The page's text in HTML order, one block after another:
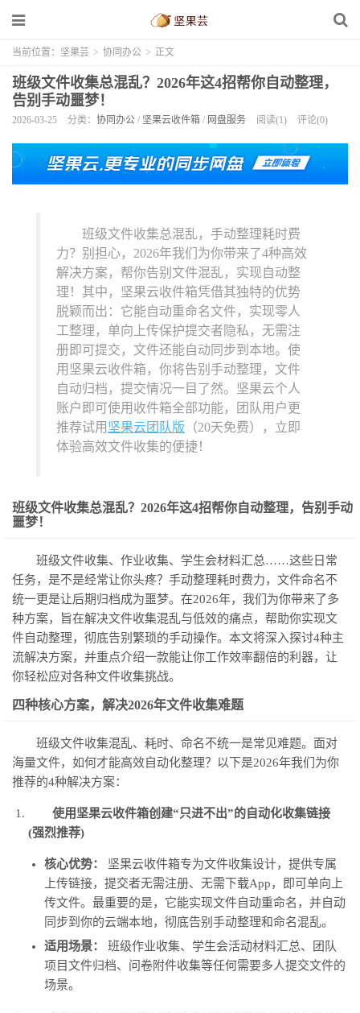
当前位置： 坚果芸 > 协同办公 > 正文
班级文件收集总混乱？2026年这4招帮你自动整理，
告别手动噩梦！
2026-03-25 分类： 协同办公 / 坚果云收件箱 / 网盘服务 阅读(1) 评论(0)
班级文件收集总混乱，手动整理耗时费
力？别担心，2026年我们为你带来了4种高效
解决方案，帮你告别文件混乱，实现自动整
理！其中，坚果云收件箱凭借其独特的优势
脱颖而出：它能自动重命名文件，实现零人
工整理，单向上传保护提交者隐私，无需注
册即可提交，文件还能自动同步到本地。使
用坚果云收件箱，你将告别手动整理，文件
自动归档，提交情况一目了然。坚果云个人
账户即可使用收件箱全部功能，团队用户更
推荐试用 坚果云团队版 （20天免费），立即
体验高效文件收集的便捷！
班级文件收集总混乱？2026年这4招帮你自动整理，告别手动
噩梦！
班级文件收集、作业收集、学生会材料汇总……这些日常
任务，是不是经常让你头疼？手动整理耗时费力，文件命名不
统一更是让后期归档成为噩梦。在2026年，我们为你带来了多
种方案，旨在解决文件收集混乱与低效的痛点，帮助你实现文
件自动整理，彻底告别繁琐的手动操作。本文将深入探讨4种主
流解决方案，并重点介绍一款能让你工作效率翻倍的利器，让
你轻松应对各种文件收集挑战。
四种核心方案，解决2026年文件收集难题
班级文件收集混乱、耗时、命名不统一是常见难题。面对
海量文件，如何才能高效自动化整理？以下是2026年我们为你
推荐的4种解决方案：
使用坚果云收件箱创建“只进不出”的自动化收集链接
(强烈推荐)
核心优势：
坚果云收件箱专为文件收集设计，提供专属
上传链接，提交者无需注册、无需下载App，即可单向上
传文件。最重要的是，它能实现文件自动重命名，并自动
同步到你的云端本地，彻底告别手动整理和命名混乱。
适用场景：
班级作业收集、学生会活动材料汇总、团队
项目文件归档、问卷附件收集等任何需要多人提交文件的
场景。